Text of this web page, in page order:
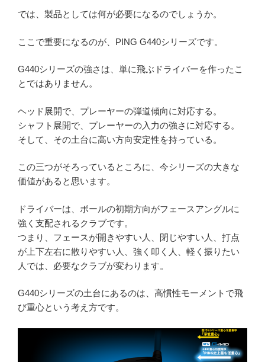
では、製品としては何が必要になるのでしょうか。
ここで重要になるのが、PING G440シリーズです。
G440シリーズの強さは、単に飛ぶドライバーを作ったこ
とではありません。
ヘッド展開で、プレーヤーの弾道傾向に対応する。
シャフト展開で、プレーヤーの入力の強さに対応する。
そして、その土台に高い方向安定性を持っている。
この三つがそろっているところに、今シリーズの大きな
価値があると思います。
ドライバーは、ボールの初期方向がフェースアングルに
強く支配されるクラブです。
つまり、フェースが開きやすい人、閉じやすい人、打点
が上下左右に散りやすい人、強く叩く人、軽く振りたい
人では、必要なクラブが変わります。
G440シリーズの土台にあるのは、高慣性モーメントで飛
び重心という考え方です。